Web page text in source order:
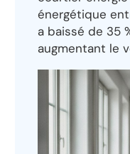
énergétique
a baissé de 35
augmentant le